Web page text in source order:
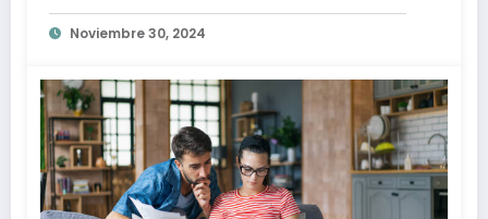
Spotify con conciertos en tu zona
Noviembre 30, 2024